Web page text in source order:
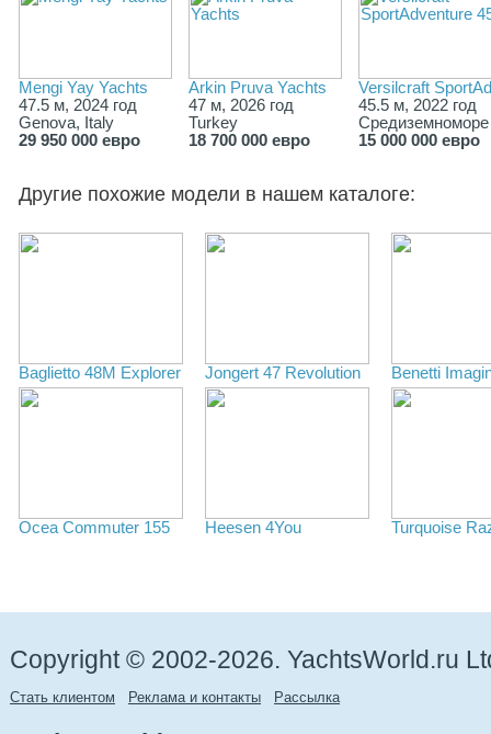
Mengi Yay Yachts
47.5 м, 2024 год
Genova, Italy
29 950 000 евро
Arkin Pruva Yachts
47 м, 2026 год
Turkey
18 700 000 евро
Versilcraft
45.5 м, 2022 год
Средиземноморе
15 000 000 евро
Другие похожие модели в нашем каталоге:
Baglietto 48M Explorer Jongert 47 Revolution Benetti
Ocea Commuter 155 Heesen 4You Turquoise
Copyright © 2002-2026. YachtsWorld.ru
Стать клиентом Реклама и контакты Рассылка